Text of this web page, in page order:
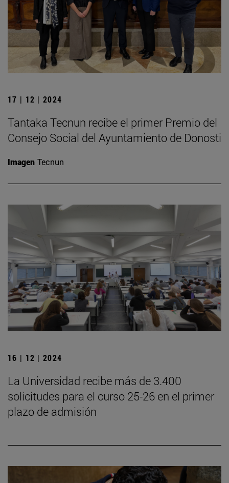
17 | 12 | 2024
Tantaka Tecnun recibe el primer Premio del
Consejo Social del Ayuntamiento de Donosti
Imagen Tecnun
16 | 12 | 2024
La Universidad recibe más de 3.400
solicitudes para el curso 25-26 en el primer
plazo de admisión